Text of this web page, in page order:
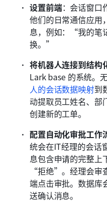
设置前端：会话窗口
他们的日常通信应用
息，例如：“我的笔
换。”
将机器人连接到结构
Lark base 的系统。
人的会话数据映射到
动提取员工姓名、部
创建新的工单。
配置自动化审批工作
统会在IT经理的会话
息包含申请的完整
“拒绝”。经理会审
端点击审批。数据库
送确认消息。